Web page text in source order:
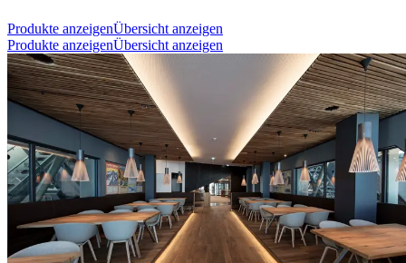
Produkte anzeigenÜbersicht anzeigen
Produkte anzeigenÜbersicht anzeigen